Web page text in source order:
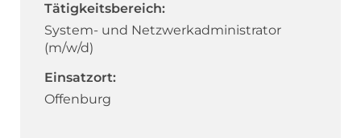
Tätigkeitsbereich:
System- und Netzwerkadministrator
(m/w/d)
Einsatzort:
Offenburg